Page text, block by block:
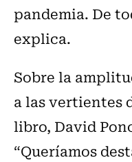
pandemia. De
explica.
Sobre la
a las vertientes
libro, David
“Queríamos